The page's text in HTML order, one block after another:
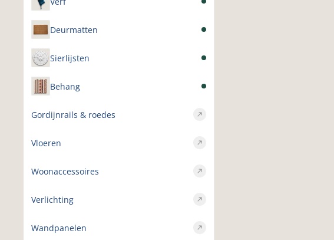
Deurmatten
Sierlijsten
Behang
Gordijnrails & roedes
Vloeren
Woonaccessoires
Verlichting
Wandpanelen